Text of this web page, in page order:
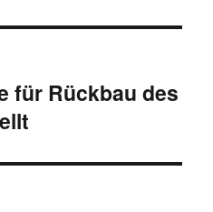
für Rückbau des